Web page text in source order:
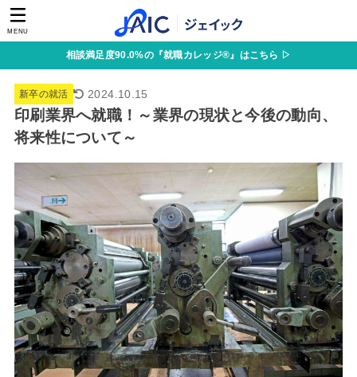
MENU
相談満足度90.0%の『就職カレッジ®』はこちら ▷
新卒の就活 2024.10.15
印刷業界へ就職！～業界の現状と今後の動向、
将来性について～